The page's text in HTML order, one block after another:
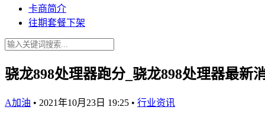
卡商简介
往期套餐下架
骁龙898处理器跑分_骁龙898处理器最新
A加油 • 2021年10月23日 19:25 • 行业资讯